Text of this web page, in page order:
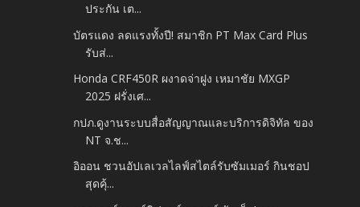
ประกัน เต...
บัตรแดง ลดแรงทั้งปี! สมาชิก PT Max Card Plus
รับส่...
Honda CRF450R ผงาดจ่าฝูง เหมาชัย MXGP
2025 ฝรั่งเศ...
กปภ.ดูงานระบบสื่อสัญญาณและบริการดิจิทัล ของ
NT จ.ช...
อิออน ชวนอัปเลเวลไลฟ์สไตล์รับซัมเมอร์ กินชอป
สุดคุ้...